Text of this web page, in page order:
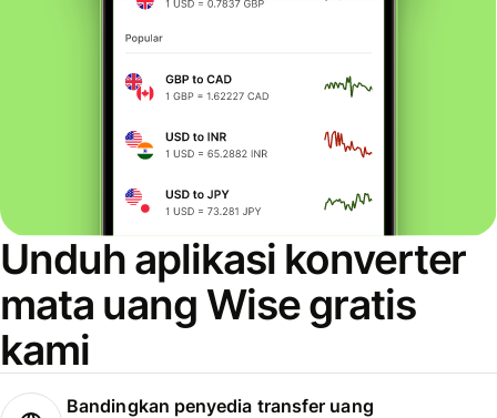
Unduh aplikasi konverter
mata uang Wise gratis
kami
Bandingkan penyedia transfer uang